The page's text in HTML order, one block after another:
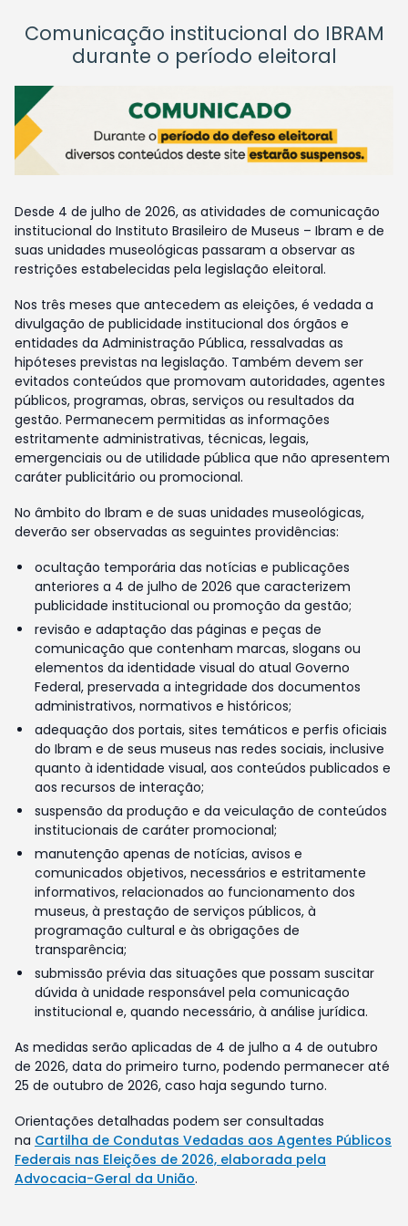
Comunicação institucional do IBRAM
durante o período eleitoral
Desde 4 de julho de 2026, as atividades de comunicação
institucional do Instituto Brasileiro de Museus – Ibram e de
suas unidades museológicas passaram a observar as
restrições estabelecidas pela legislação eleitoral.
Nos três meses que antecedem as eleições, é vedada a
divulgação de publicidade institucional dos órgãos e
entidades da Administração Pública, ressalvadas as
hipóteses previstas na legislação. Também devem ser
evitados conteúdos que promovam autoridades, agentes
públicos, programas, obras, serviços ou resultados da
gestão. Permanecem permitidas as informações
estritamente administrativas, técnicas, legais,
emergenciais ou de utilidade pública que não apresentem
caráter publicitário ou promocional.
No âmbito do Ibram e de suas unidades museológicas,
deverão ser observadas as seguintes providências:
ocultação temporária das notícias e publicações
anteriores a 4 de julho de 2026 que caracterizem
publicidade institucional ou promoção da gestão;
revisão e adaptação das páginas e peças de
comunicação que contenham marcas, slogans ou
elementos da identidade visual do atual Governo
Federal, preservada a integridade dos documentos
administrativos, normativos e históricos;
adequação dos portais, sites temáticos e perfis oficiais
do Ibram e de seus museus nas redes sociais, inclusive
quanto à identidade visual, aos conteúdos publicados e
aos recursos de interação;
suspensão da produção e da veiculação de conteúdos
institucionais de caráter promocional;
manutenção apenas de notícias, avisos e
comunicados objetivos, necessários e estritamente
informativos, relacionados ao funcionamento dos
museus, à prestação de serviços públicos, à
programação cultural e às obrigações de
transparência;
submissão prévia das situações que possam suscitar
dúvida à unidade responsável pela comunicação
institucional e, quando necessário, à análise jurídica.
As medidas serão aplicadas de 4 de julho a 4 de outubro
de 2026, data do primeiro turno, podendo permanecer até
25 de outubro de 2026, caso haja segundo turno.
Orientações detalhadas podem ser consultadas
na Cartilha de Condutas Vedadas aos Agentes Públicos
Federais nas Eleições de 2026, elaborada pela
Advocacia-Geral da União.